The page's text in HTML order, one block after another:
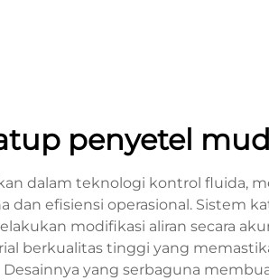
penyetel
dalam teknologi kontrol fluida,
efisiensi operasional. Sistem
modifikasi aliran secara
berkualitas tinggi yang
yang serbaguna